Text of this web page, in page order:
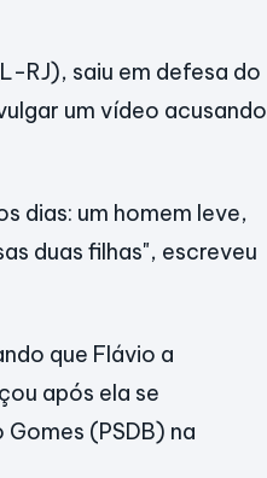
RJ), saiu em defesa do
um vídeo acusando
dias: um homem leve,
duas filhas", escreveu
que Flávio a
após ela se
(PSDB) na